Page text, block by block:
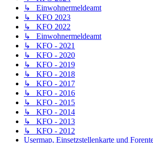
↳ Einwohnermeldeamt
↳ KFO 2023
↳ KFO 2022
↳ Einwohnermeldeamt
↳ KFO - 2021
↳ KFO - 2020
↳ KFO - 2019
↳ KFO - 2018
↳ KFO - 2017
↳ KFO - 2016
↳ KFO - 2015
↳ KFO - 2014
↳ KFO - 2013
↳ KFO - 2012
Usermap, Einsetzstellenkarte und